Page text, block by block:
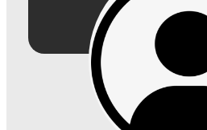
Com sua vasta experiência e conhecimento
Juliana é capaz de oferecer soluções
cada cliente. Ela compreende as
trabalha de forma colaborativa para garantir